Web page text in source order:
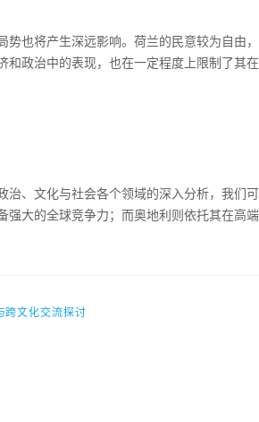
势也将产生深远影响。荷兰的民意较为自
和政治中的表现，也在一定程度上限制了其
治、文化与社会各个领域的深入分析，我们
强大的全球竞争力；而奥地利则依托其在高
跨文化交流探讨